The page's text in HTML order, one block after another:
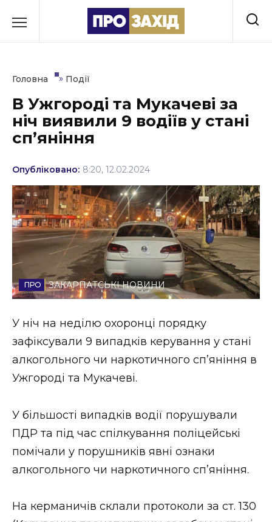
до
Культура
Освіта
Події
Політика
Соціум
Спорт
Стиль життя
Втрачений Ужгород (відеоверсія)
НОВИНИ ЗАХІДНОЇ УКРАЇНИ
ФОТО
Головна » Події
В Ужгороді та Мукачеві за
ніч виявили 9 водіїв у стані
сп’яніння
Опубліковано: 8:20, 12.02.2024
ЗАКАРПАТСЬКІ НОВИНИ
У ніч на неділю охоронці порядку
зафіксували 9 випадків керування у стані
алкогольного чи наркотичного сп’яніння в
Ужгороді та Мукачеві.
У більшості випадків водії порушували
ПДР та під час спілкування поліцейські
помічали у порушників явні ознаки
алкогольного чи наркотичного спʼяніння.
На керманичів склали протоколи за ст. 130